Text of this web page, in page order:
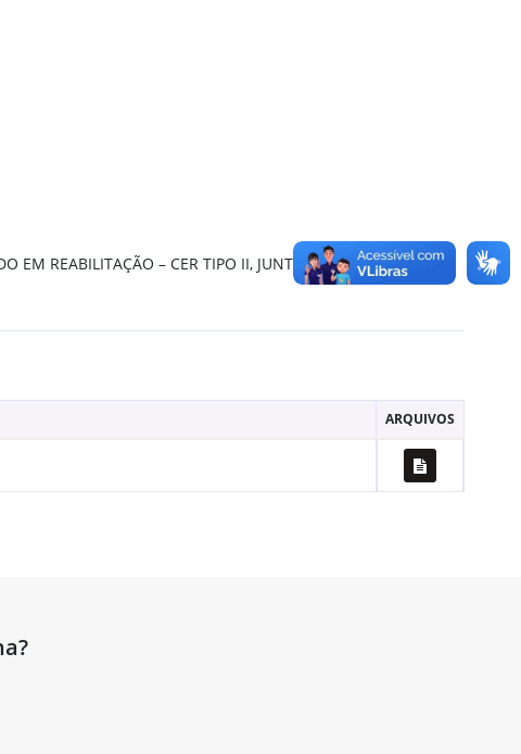
EM REABILITAÇÃO – CER TIPO II, JUNTO DO CONSÓRCIO
ARQUIVOS